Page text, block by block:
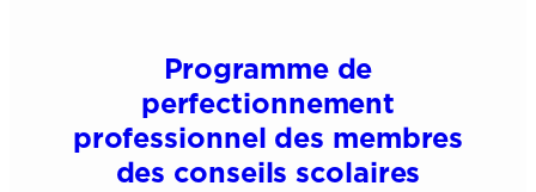
Programme de
perfectionnement
professionnel des membres
des conseils scolaires